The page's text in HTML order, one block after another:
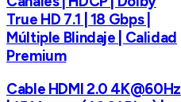
True HD 7.1 | 18 Gbps |
Múltiple Blindaje | Calidad
Premium
Cable HDMI 2.0 4K@60Hz